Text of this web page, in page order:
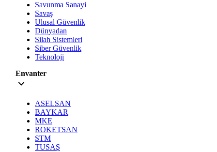
Savunma Sanayi
Savaş
Ulusal Güvenlik
Dünyadan
Silah Sistemleri
Siber Güvenlik
Teknoloji
Envanter
ASELSAN
BAYKAR
MKE
ROKETSAN
STM
TUSAŞ